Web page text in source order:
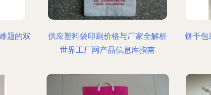
题的双
供应塑料袋印刷价格与厂家全解析
世界工厂网产品信息库指南
饼干包